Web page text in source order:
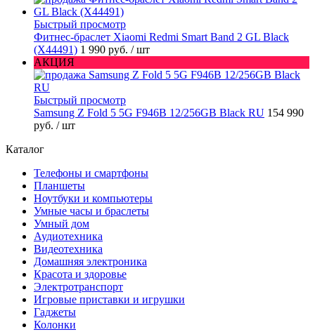
Быстрый просмотр
Фитнес-браслет Xiaomi Redmi Smart Band 2 GL Black
(X44491) 1 990 руб. / шт
АКЦИЯ
Быстрый просмотр
Samsung Z Fold 5 5G F946B 12/256GB Black RU 154 990
руб. / шт
Каталог
Телефоны и смартфоны
Планшеты
Ноутбуки и компьютеры
Умные часы и браслеты
Умный дом
Аудиотехника
Видеотехника
Домашняя электроника
Красота и здоровье
Электротранспорт
Игровые приставки и игрушки
Гаджеты
Колонки